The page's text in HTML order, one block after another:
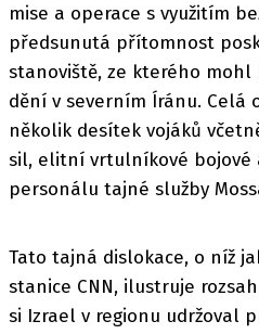
mise a operace s využitím
předsunutá přítomnost
stanoviště, ze kterého
dění v severním Íránu. Celá
několik desítek vojáků
sil, elitní vrtulníkové bojové
personálu tajné služby
Tato tajná dislokace, o níž
stanice CNN, ilustruje
si Izrael v regionu udržoval